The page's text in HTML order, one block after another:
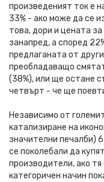
произведеният ток е
33% - ако може да се
това, дори и цената
занапред, а според
предлаганата от
преобладаващо
(38%), или ще остане
четвърт - че ще
Независимо от
катализиране на
значителни печалби)
се поколебали да
производители, ако
категоричен начин